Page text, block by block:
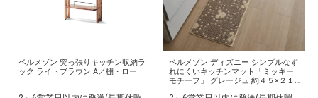
ベルメゾン 突っ張りキッチン収納ラ
ック ライトブラウン A／棚・ロー
ベルメゾン ディズニー シンプルなず
れにくいキッチンマット「ミッキー
モチーフ」 グレージュ 約４５×２１